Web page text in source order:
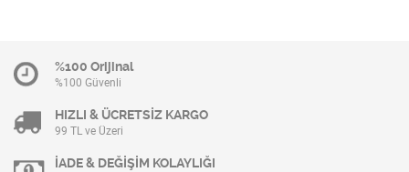
%100 Orijinal
%100 Güvenli
HIZLI & ÜCRETSİZ KARGO
99 TL ve Üzeri
İADE & DEĞİŞİM KOLAYLIĞI